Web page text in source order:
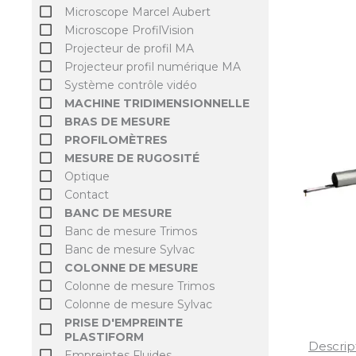
Microscope Marcel Aubert
Microscope ProfilVision
Projecteur de profil MA
Projecteur profil numérique MA
Système contrôle vidéo
MACHINE TRIDIMENSIONNELLE
BRAS DE MESURE
PROFILOMÈTRES
MESURE DE RUGOSITÉ
Optique
Contact
BANC DE MESURE
Banc de mesure Trimos
Banc de mesure Sylvac
COLONNE DE MESURE
Colonne de mesure Trimos
Colonne de mesure Sylvac
PRISE D'EMPREINTE
PLASTIFORM